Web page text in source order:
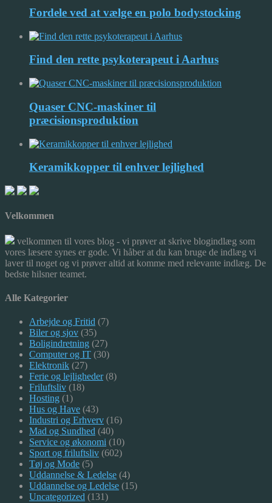
Fordele ved at vælge en polo bodystocking
Find den rette psykoterapeut i Aarhus
Quaser CNC-maskiner til
præcisionsproduktion
Keramikkopper til enhver lejlighed
Velkommen
velkommen til vores blog - vi prøver at skrive blogindlæg som
vores læsere synes er gode. Vi håber at du kan bruge de indlæg vi
laver til noget og vi prøver altid at komme med relevante indlæg. De
bedste hilsner teamet.
Alle Kategorier
Arbejde og Fritid (7)
Biler og sjov (35)
Boligindretning (27)
Computer og IT (30)
Elektronik (27)
Ferie og lejligheder(8)
Friluftsliv (18)
Hosting (1)
Hus og Have (43)
Industri og Erhverv (16)
Mad og Sundhed (40)
Service og økonomi (10)
Sport og friluftsliv (602)
Tøj og Mode (5)
Uddannelse & Ledelse (4)
Uddannelse og Ledelse (15)
Uncategorized (131)